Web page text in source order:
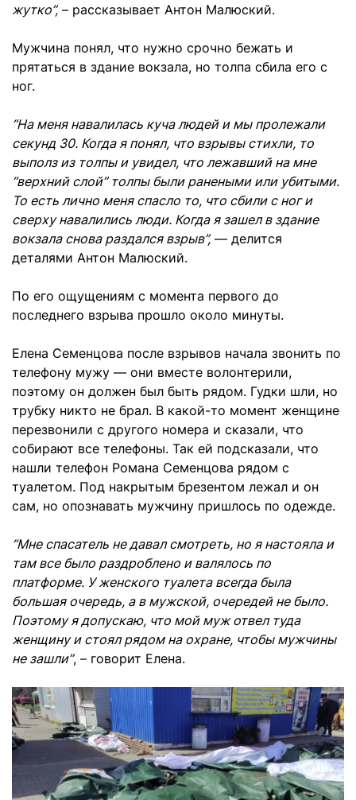
жутко”, – рассказывает Антон Малюский.
Мужчина понял, что нужно срочно бежать и
прятаться в здание вокзала, но толпа сбила его с
ног.
“На меня навалилась куча людей и мы пролежали
секунд 30. Когда я понял, что взрывы стихли, то
выполз из толпы и увидел, что лежавший на мне
“верхний слой” толпы были ранеными или убитыми.
То есть лично меня спасло то, что сбили с ног и
сверху навалились люди. Когда я зашел в здание
вокзала снова раздался взрыв”, — делится
деталями Антон Малюский.
По его ощущениям с момента первого до
последнего взрыва прошло около минуты.
Елена Семенцова после взрывов начала звонить по
телефону мужу — они вместе волонтерили,
поэтому он должен был быть рядом. Гудки шли, но
трубку никто не брал. В какой-то момент женщине
перезвонили с другого номера и сказали, что
собирают все телефоны. Так ей подсказали, что
нашли телефон Романа Семенцова рядом с
туалетом. Под накрытым брезентом лежал и он
сам, но опознавать мужчину пришлось по одежде.
“Мне спасатель не давал смотреть, но я настояла и
там все было раздроблено и валялось по
платформе. У женского туалета всегда была
большая очередь, а в мужской, очередей не было.
Поэтому я допускаю, что мой муж отвел туда
женщину и стоял рядом на охране, чтобы мужчины
не зашли”, – говорит Елена.